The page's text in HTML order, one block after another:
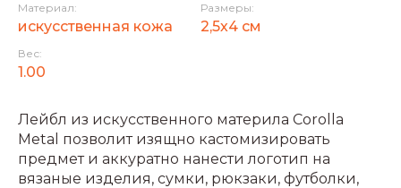
Материал:
искусственная кожа
Размеры:
2,5х4 см
Вес:
1.00
Лейбл из искусственного материла Corolla
Metal позволит изящно кастомизировать
предмет и аккуратно нанести логотип на
вязаные изделия, сумки, рюкзаки, футболки,